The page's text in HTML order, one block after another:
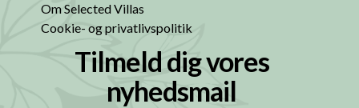
Om Selected Villas
Cookie- og privatlivspolitik
Tilmeld dig vores
nyhedsmail